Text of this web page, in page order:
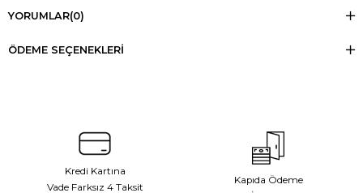
YORUMLAR(0)
ÖDEME SEÇENEKLERI
Kredi Kartına
Vade Farksız 4 Taksit
Kapıda Ödeme